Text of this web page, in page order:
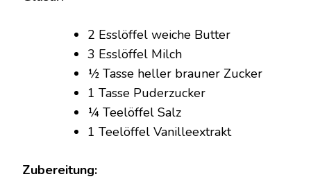
2 Esslöffel weiche Butter
3 Esslöffel Milch
½ Tasse heller brauner Zucker
1 Tasse Puderzucker
¼ Teelöffel Salz
1 Teelöffel Vanilleextrakt
Zubereitung: